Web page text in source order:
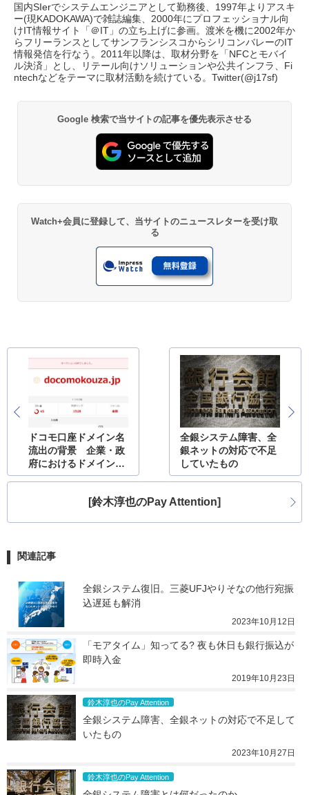
国内SIerでシステムエンジニアとして勤務後、1997年よりアスキ
ー(現KADOKAWA)で雑誌編集、2000年にプロフェッショナル向
けIT情報サイト「＠IT」の立ち上げに参画。渡米を機に2002年か
らフリーランスとしてサンフランシスコからシリコンバレーのIT
情報発信を行なう。2011年以降は、取材分野を「NFCとモバイ
ル決済」とし、リテール向けソリューションや公共インフラ、Fi
ntechなどをテーマに取材活動を続けている。Twitter(@j17sf)
Google 検索で当サイトの記事を優先表示させる
Watch+会員に登録して、当サイトのニュースレターを受け取
る
ドコモ口座ドメイン名
流出の背景 企業・政
府におけるドメイン運
用の課題
全銀システム障害、全
銀ネットの対応で不足
していたもの
[鈴木淳也のPay Attention]
関連記事
全銀システム復旧。三菱UFJやりそなの他行宛振
込遅延も解消
2023年10月12日
「モアタイム」知ってる? 夜も休日も銀行振込が
即時入金
2019年10月23日
鈴木淳也のPay Attention
全銀システム障害、全銀ネットの対応で不足して
いたもの
2023年10月27日
鈴木淳也のPay Attention